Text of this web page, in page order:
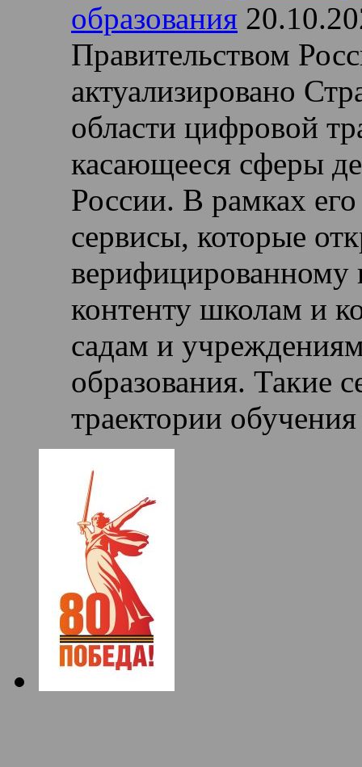
образования
Правительством
актуализировано
области цифровой
касающееся сферы
России. В рамках
сервисы, которые
верифицированному
контенту школам и
садам и
образования. Такие
траектории